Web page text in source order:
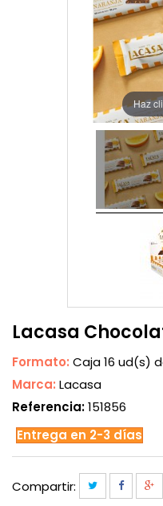
Haz
Lacasa
Formato: Caja 16 ud(s)
Marca: Lacasa
Referencia:151856
Entrega en 2-3 días
Compartir: